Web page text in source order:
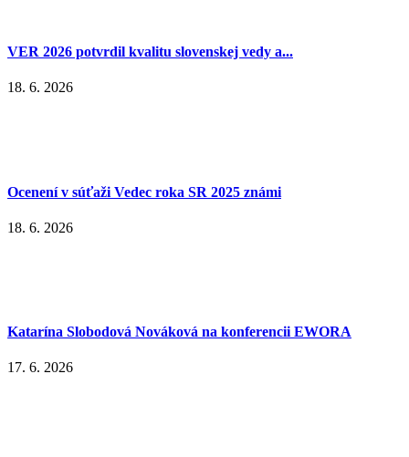
VER 2026 potvrdil kvalitu slovenskej vedy a...
18. 6. 2026
Ocenení v súťaži Vedec roka SR 2025 známi
18. 6. 2026
Katarína Slobodová Nováková na konferencii EWORA
17. 6. 2026